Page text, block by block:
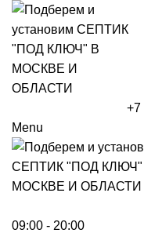
+7
Menu
09:00 - 20:00